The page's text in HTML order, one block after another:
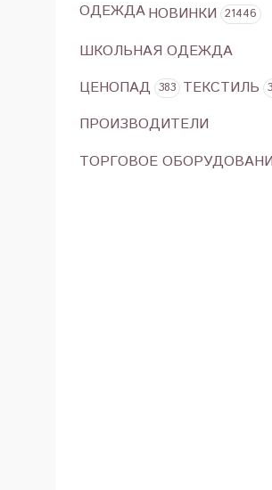
ОДЕЖДАНОВИНКИ 21446
ШКОЛЬНАЯ ОДЕЖДА
ЦЕНОПАД 383 ТЕКСТИЛЬ
ПРОИЗВОДИТЕЛИ
ТОРГОВОЕ